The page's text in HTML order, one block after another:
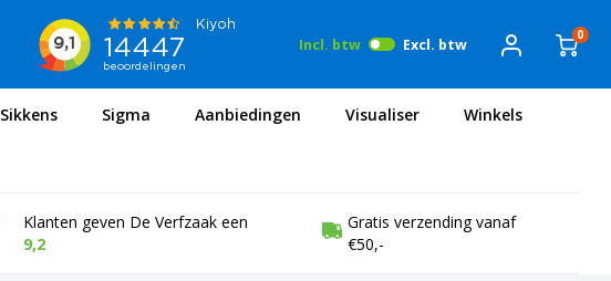
Incl. btw Excl. btw
0
Aanbiedingen Winkels
Sikkens Sigma Visualiser
Klanten geven De Verfzaak een
9,2
Gratis verzending vanaf
€50,-